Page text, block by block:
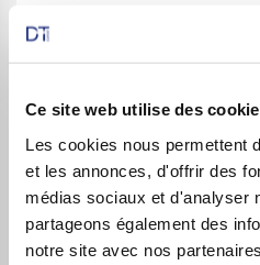
Ce site web utilise des
Les cookies nous permettent
et les annonces, d'offrir des
médias sociaux et d'analyser
partageons également des
notre site avec nos
1 décembre 2025 DT Turbo
PUT VINCI